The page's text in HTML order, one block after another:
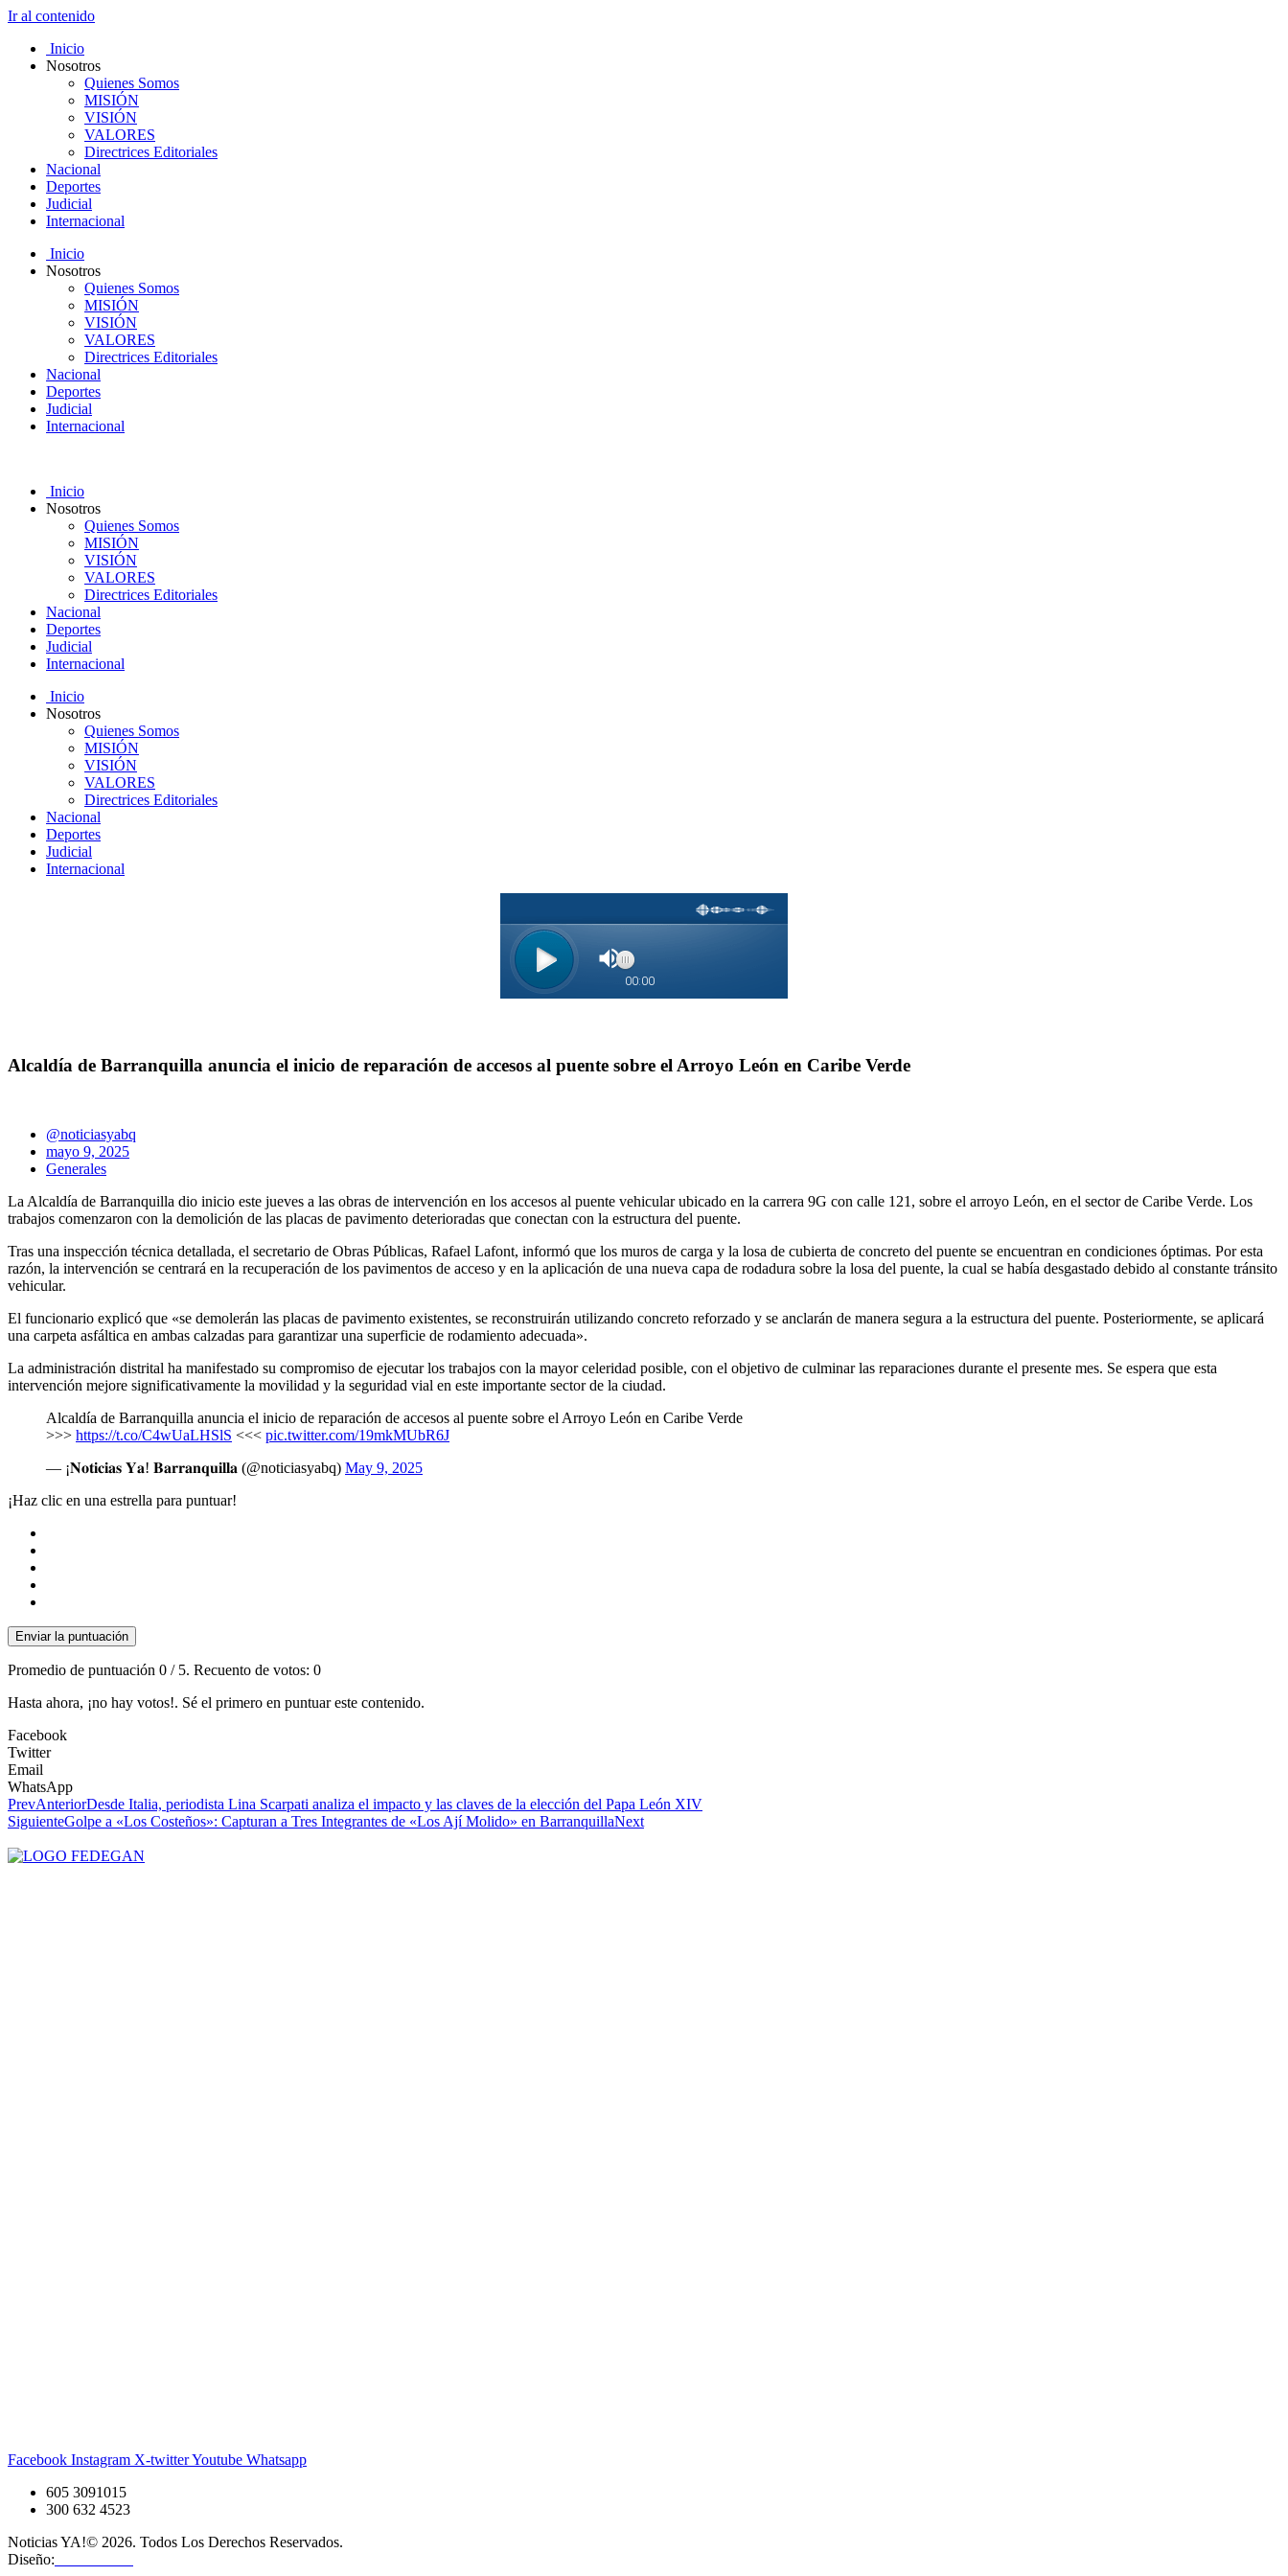
Ir al contenido
Inicio
Nosotros
Quienes Somos
MISIÓN
VISIÓN
VALORES
Directrices Editoriales
Nacional
Deportes
Judicial
Internacional
Inicio
Nosotros
Quienes Somos
MISIÓN
VISIÓN
VALORES
Directrices Editoriales
Nacional
Deportes
Judicial
Internacional
Inicio
Nosotros
Quienes Somos
MISIÓN
VISIÓN
VALORES
Directrices Editoriales
Nacional
Deportes
Judicial
Internacional
Inicio
Nosotros
Quienes Somos
MISIÓN
VISIÓN
VALORES
Directrices Editoriales
Nacional
Deportes
Judicial
Internacional
Alcaldía de Barranquilla anuncia el inicio de reparación de accesos al puente sobre el Arroyo León en Caribe Verde
@noticiasyabq
mayo 9, 2025
Generales
La Alcaldía de Barranquilla dio inicio este jueves a las obras de intervención en los accesos al puente vehicular ubicado en la carrera 9G con calle 121, sobre el arroyo León, en el sector de Caribe Verde. Los
trabajos comenzaron con la demolición de las placas de pavimento deterioradas que conectan con la estructura del puente.
Tras una inspección técnica detallada, el secretario de Obras Públicas, Rafael Lafont, informó que los muros de carga y la losa de cubierta de concreto del puente se encuentran en condiciones óptimas. Por esta
razón, la intervención se centrará en la recuperación de los pavimentos de acceso y en la aplicación de una nueva capa de rodadura sobre la losa del puente, la cual se había desgastado debido al constante tránsito
vehicular.
El funcionario explicó que «se demolerán las placas de pavimento existentes, se reconstruirán utilizando concreto reforzado y se anclarán de manera segura a la estructura del puente. Posteriormente, se aplicará
una carpeta asfáltica en ambas calzadas para garantizar una superficie de rodamiento adecuada».
La administración distrital ha manifestado su compromiso de ejecutar los trabajos con la mayor celeridad posible, con el objetivo de culminar las reparaciones durante el presente mes. Se espera que esta
intervención mejore significativamente la movilidad y la seguridad vial en este importante sector de la ciudad.
Alcaldía de Barranquilla anuncia el inicio de reparación de accesos al puente sobre el Arroyo León en Caribe Verde
>>> https://t.co/C4wUaLHSlS <<< pic.twitter.com/19mkMUbR6J
— ¡𝐍𝐨𝐭𝐢𝐜𝐢𝐚𝐬 𝐘𝐚! 𝐁𝐚𝐫𝐫𝐚𝐧𝐪𝐮𝐢𝐥𝐥𝐚 (@noticiasyabq) May 9, 2025
¡Haz clic en una estrella para puntuar!
Enviar la puntuación
Promedio de puntuación 0 / 5. Recuento de votos: 0
Hasta ahora, ¡no hay votos!. Sé el primero en puntuar este contenido.
Facebook
Twitter
Email
WhatsApp
PrevAnteriorDesde Italia, periodista Lina Scarpati analiza el impacto y las claves de la elección del Papa León XIV
SiguienteGolpe a «Los Costeños»: Capturan a Tres Integrantes de «Los Ají Molido» en BarranquillaNext
Facebook Instagram X-twitterYoutube Whatsapp
605 3091015
300 632 4523
Noticias YA!© 2026. Todos Los Derechos Reservados.
Diseño: